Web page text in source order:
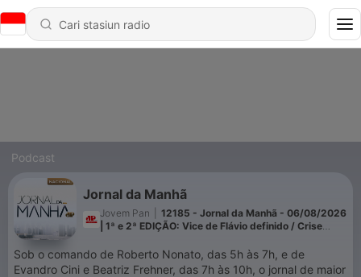
Podcast
Jornal da Manhã
Jovem Pan
12185 - Jornal da Manhã - 06/08/2026
| 1ª e 2ª EDIÇÃO: Vice de Flávio definido / Crise
taxa Selic
Sob o comando de Roberto Nonato, das 5h às 7h, e de
Evandro Cini e Beatriz Frehner, das 7h às 10h, o jornal de maior